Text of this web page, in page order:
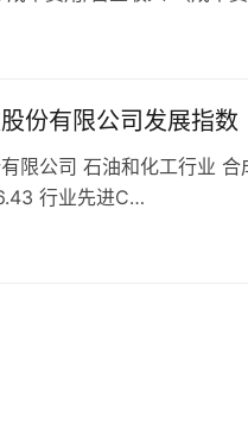
份有限公司发展指数
限公司 石油和化工行业
行业先进C…